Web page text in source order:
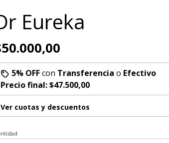
Eureka
5% OFFcon Transferencia o Efectivo
Precio final:$47.500,00
Ver cuotas y descuentos